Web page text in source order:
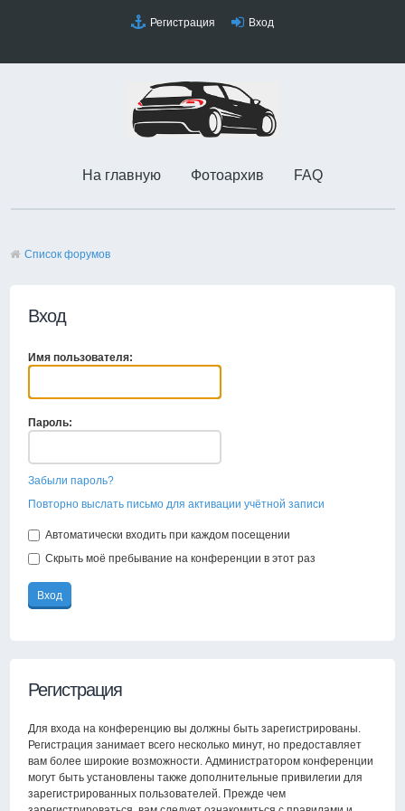
Регистрация Вход
На главную Фотоархив FAQ
Список форумов
Вход
Имя пользователя:
Пароль:
Забыли пароль?
Повторно выслать письмо для активации учётной записи
Автоматически входить при каждом посещении
Скрыть моё пребывание на конференции в этот раз
Регистрация
Для входа на конференцию вы должны быть зарегистрированы.
Регистрация занимает всего несколько минут, но предоставляет
вам более широкие возможности. Администратором конференции
могут быть установлены также дополнительные привилегии для
зарегистрированных пользователей. Прежде чем